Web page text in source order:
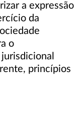
a expressão
da
o
princípios